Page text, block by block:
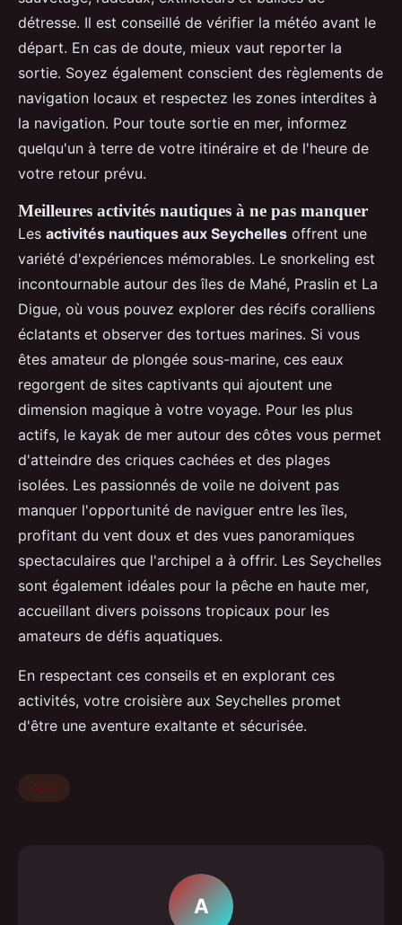
détresse. Il est conseillé de vérifier la météo avant le
départ. En cas de doute, mieux vaut reporter la
sortie. Soyez également conscient des règlements de
navigation locaux et respectez les zones interdites à
la navigation. Pour toute sortie en mer, informez
quelqu'un à terre de votre itinéraire et de l'heure de
votre retour prévu.
Meilleures activités nautiques à ne pas manquer
Les activités nautiques aux Seychelles offrent une
variété d'expériences mémorables. Le snorkeling est
incontournable autour des îles de Mahé, Praslin et La
Digue, où vous pouvez explorer des récifs coralliens
éclatants et observer des tortues marines. Si vous
êtes amateur de plongée sous-marine, ces eaux
regorgent de sites captivants qui ajoutent une
dimension magique à votre voyage. Pour les plus
actifs, le kayak de mer autour des côtes vous permet
d'atteindre des criques cachées et des plages
isolées. Les passionnés de voile ne doivent pas
manquer l'opportunité de naviguer entre les îles,
profitant du vent doux et des vues panoramiques
spectaculaires que l'archipel a à offrir. Les Seychelles
sont également idéales pour la pêche en haute mer,
accueillant divers poissons tropicaux pour les
amateurs de défis aquatiques.
En respectant ces conseils et en explorant ces
activités, votre croisière aux Seychelles promet
d'être une aventure exaltante et sécurisée.
Actu
A